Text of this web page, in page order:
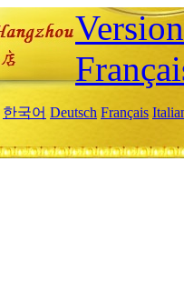
한국어 Deutsch Français